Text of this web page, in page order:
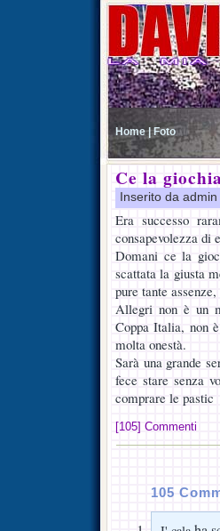
Home | Foto
Ce la
Inserito da
Era successo
consapevolezza di
Domani ce la
scattata la giusta
pure tante
Allegri non è un
Coppa Italia, non
molta onestà.
Sarà una grande
fece stare senza
comprare le pastic
[105] Commenti
105